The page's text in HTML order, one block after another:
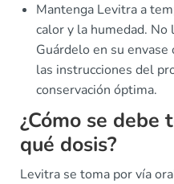
Mantenga Levitra a
calor y la humedad. No
Guárdelo en su
las instrucciones del
conservación óptima.
¿Cómo se debe
qué dosis?
Levitra se toma por vía